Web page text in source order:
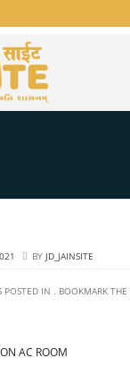
BY JD_JAINSITE
POSTED IN . BOOKMARK THE
AC ROOM